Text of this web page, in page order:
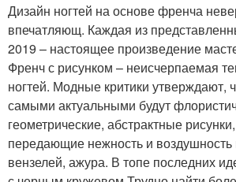
Дизайн ногтей на основе френча
впечатляющ. Каждая из
2019 – настоящее произведение
Френч с рисунком – неисчерпаемая
ногтей. Модные критики утверждают,
самыми актуальными будут
геометрические, абстрактные
передающие нежность и воздушность
вензелей, ажура. В топе последних